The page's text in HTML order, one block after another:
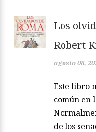
Los
Robert
agosto 08,
Este libro
común en
de los